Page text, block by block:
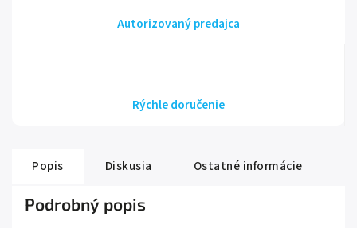
Autorizovaný predajca
Rýchle doručenie
Popis Diskusia Ostatné informácie
Podrobný popis